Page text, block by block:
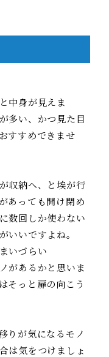
中身が見えま
多い、かつ見た目
すすめできませ
収納へ、と埃が行
あっても開け閉め
数回しか使わない
いいですよね。
いづらい
があるかと思いま
そっと扉の向こう
りが気になるモノ
は気をつけましょ